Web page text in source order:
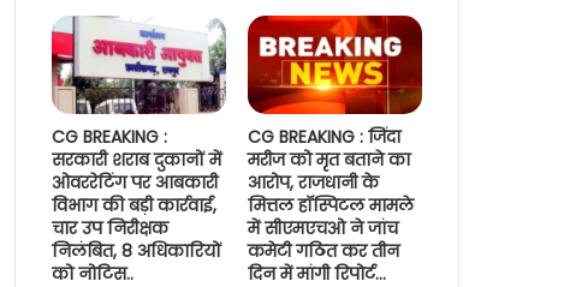
CG BREAKING :
सरकारी शराब दुकानों में
ओवररेटिंग पर आबकारी
विभाग की बड़ी कार्रवाई,
चार उप निरीक्षक
निलंबित, 8 अधिकारियों
को नोटिस..
CG BREAKING : जिंदा
मरीज को मृत बताने का
आरोप, राजधानी के
मित्तल हॉस्पिटल मामले
में सीएमएचओ ने जांच
कमेटी गठित कर तीन
दिन में मांगी रिपोर्ट…